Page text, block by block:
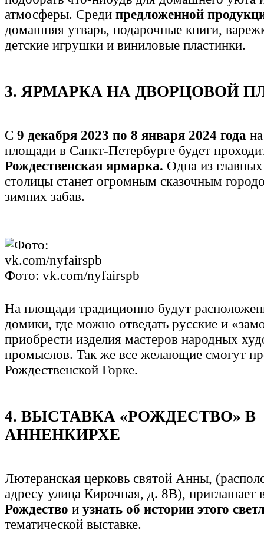
атмосферы. Среди предложенной
домашняя утварь, подарочные книги,
детские игрушки и виниловые пластинки.
3. ЯРМАРКА НА ДВОРЦОВОЙ
С 9 декабря 2023 по 8 января 2024 года
площади в Санкт-Петербурге будет
Рождественская ярмарка. Одна из
столицы станет огромным сказочным
зимних забав.
Фото: vk.com/nyfairspb
На площади традиционно будут
домики, где можно отведать русские и
приобрести изделия мастеров народных
промыслов. Так же все желающие смогут
Рождественской Горке.
4. ВЫСТАВКА «РОЖДЕСТВО» В
АННЕНКИРХЕ
Лютеранская церковь святой Анны,
адресу улица Кирочная, д. 8В), приглашает
Рождество и узнать об истории этого
тематической выставке.